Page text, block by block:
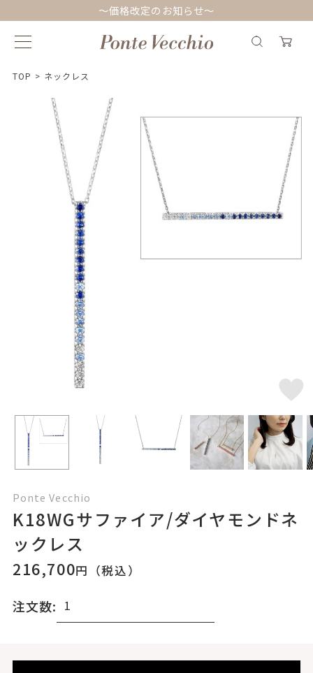
～価格改定のお知らせ～
TOP > ネックレス
Ponte Vecchio
K18WGサファイア/ダイヤモンドネ
ックレス
216,700円（税込）
注文数: